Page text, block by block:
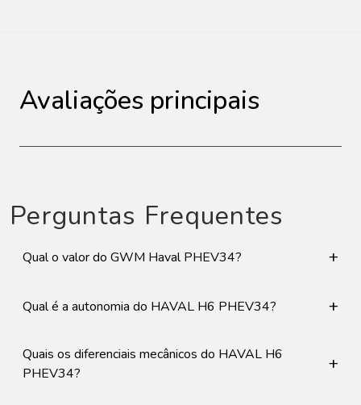
Avaliações principais
Perguntas Frequentes
Qual o valor do GWM Haval PHEV34? +
Qual é a autonomia do HAVAL H6 PHEV34? +
Quais os diferenciais mecânicos do HAVAL H6
PHEV34?
+